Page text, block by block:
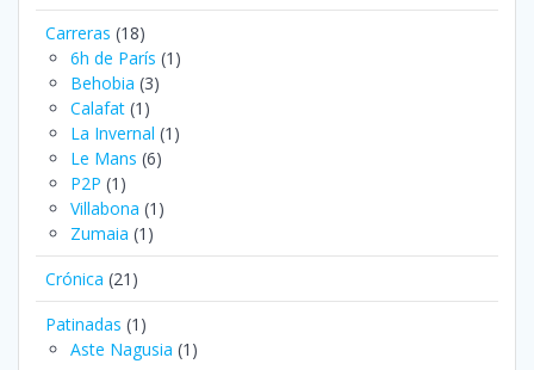
Carreras (18)
6h de París (1)
Behobia (3)
Calafat (1)
La Invernal (1)
Le Mans (6)
P2P (1)
Villabona (1)
Zumaia (1)
Crónica (21)
Patinadas (1)
Aste Nagusia (1)